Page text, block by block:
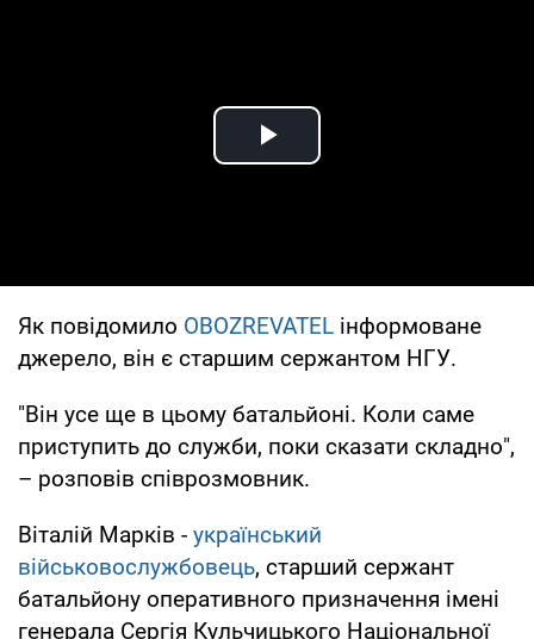
Play Video
Як повідомило OBOZREVATEL інформоване
джерело, він є старшим сержантом НГУ.
"Він усе ще в цьому батальйоні. Коли саме
приступить до служби, поки сказати складно",
– розповів співрозмовник.
Віталій Марків - український
військовослужбовець, старший сержант
батальйону оперативного призначення імені
генерала Сергія Кульчицького Національної